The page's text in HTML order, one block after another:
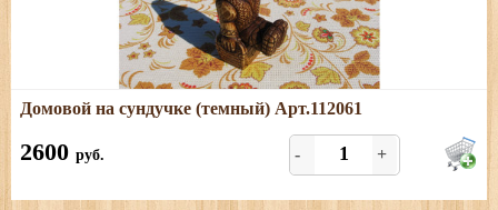
Подробнее
Размеры: высота - 16 см, ширина - 8 см, толщина - 4,5
см, толщина с ногами - 8,5 см
Домовой на сундучке (темный) Арт.112061
2600 руб. - +